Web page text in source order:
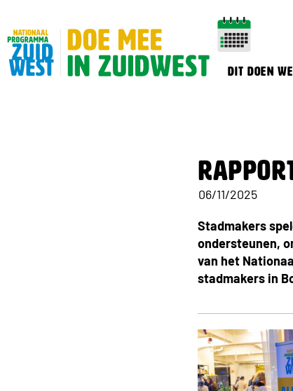
Dit doen we
06/11/2025
Stadmakers
ondersteunen,
van het
stadmakers in